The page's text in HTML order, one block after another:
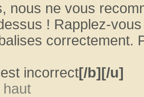
nous ne vous
! Rapplez-
correctement.
incorrect[/b][/u]
haut